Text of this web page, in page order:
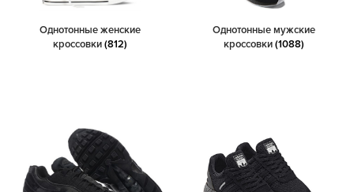
Однотонные женские
кроссовки(812)
Однотонные мужские
кроссовки(1088)